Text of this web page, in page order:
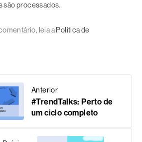
são processados.
leia a Política de
Anterior
#TrendTalks: Perto de
um ciclo completo